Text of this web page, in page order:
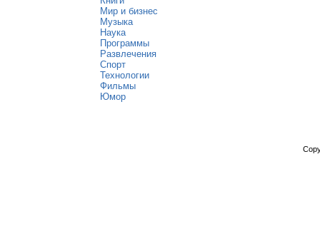
Мир и бизнес
Музыка
Наука
Программы
Развлечения
Спорт
Технологии
Фильмы
Юмор